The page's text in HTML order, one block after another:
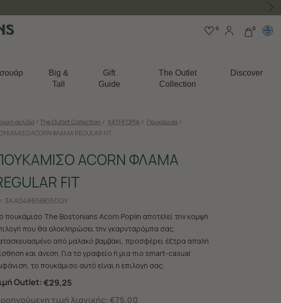
50€
0 0
Big &
Tall
Gift
Guide
The Outlet
Collection
Discover
σελίδα / The Outlet Collection / ΚΑΤΗΓΟΡΙΑ / Πουκάμισα /
ACORN ΦΛΑΜΑ REGULAR FIT
ACORN ΦΛΑΜΑ
FIT
3AAS4865|B050GY
πουκάμισο The Bostonians Acorn Poplin αποτελεί την κομψή
που θα ολοκληρώσει την γκαρνταρόμπα σας.
από μαλακό βαμβάκι, προσφέρει έξτρα απαλή
και άνεση. Για το γραφείο ή μια πιο smart-casual
το πουκάμισο αυτό είναι η επιλογή σας.
Outlet:€29,25
τιμή λιανικής: €75,00